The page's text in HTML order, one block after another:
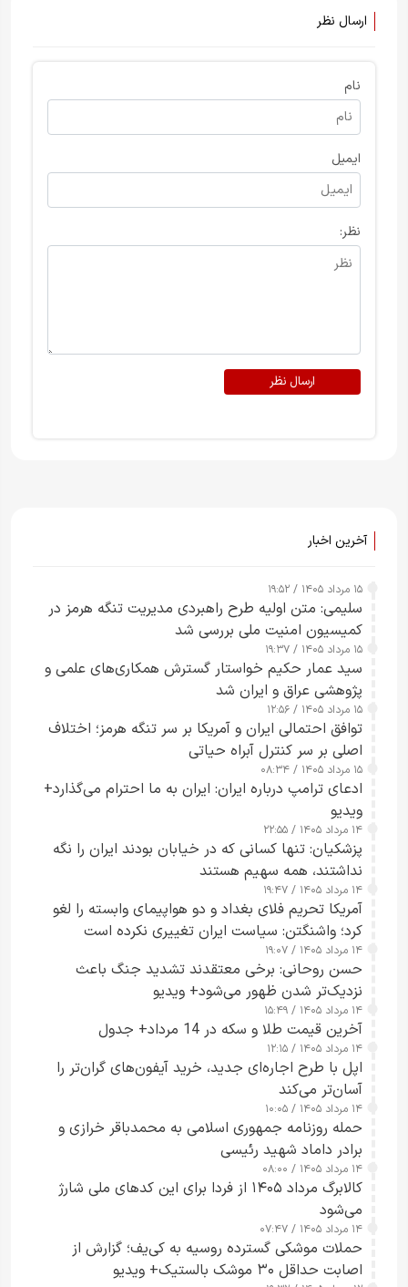
ارسال نظر
نام
ایمیل
نظر:
ارسال نظر
آخرین اخبار
۱۵ مرداد ۱۴۰۵ / ۱۹:۵۲
سلیمی: متن اولیه طرح راهبردی مدیریت تنگه هرمز در
کمیسیون امنیت ملی بررسی شد
۱۵ مرداد ۱۴۰۵ / ۱۹:۳۷
سید عمار حکیم خواستار گسترش همکاری‌های علمی و
پژوهشی عراق و ایران شد
۱۵ مرداد ۱۴۰۵ / ۱۲:۵۶
توافق احتمالی ایران و آمریکا بر سر تنگه هرمز؛ اختلاف
اصلی بر سر کنترل آبراه حیاتی
۱۵ مرداد ۱۴۰۵ / ۰۸:۳۴
ادعای ترامپ درباره ایران: ایران به ما احترام می‌گذارد+
ویدیو
۱۴ مرداد ۱۴۰۵ / ۲۲:۵۵
پزشکیان: تنها کسانی که در خیابان بودند ایران را نگه
نداشتند، همه سهیم هستند
۱۴ مرداد ۱۴۰۵ / ۱۹:۴۷
آمریکا تحریم فلای بغداد و دو هواپیمای وابسته را لغو
کرد؛ واشنگتن: سیاست ایران تغییری نکرده است
۱۴ مرداد ۱۴۰۵ / ۱۹:۰۷
حسن روحانی: برخی معتقدند تشدید جنگ باعث
نزدیک‌تر شدن ظهور می‌شود+ ویدیو
۱۴ مرداد ۱۴۰۵ / ۱۵:۴۹
آخرین قیمت طلا و سکه در 14 مرداد+ جدول
۱۴ مرداد ۱۴۰۵ / ۱۲:۱۵
اپل با طرح اجاره‌ای جدید، خرید آیفون‌های گران‌تر را
آسان‌تر می‌کند
۱۴ مرداد ۱۴۰۵ / ۱۰:۰۵
حمله روزنامه جمهوری اسلامی به محمدباقر خرازی و
برادر داماد شهید رئیسی
۱۴ مرداد ۱۴۰۵ / ۰۸:۰۰
کالابرگ مرداد ۱۴۰۵ از فردا برای این کدهای ملی شارژ
می‌شود
۱۴ مرداد ۱۴۰۵ / ۰۷:۴۷
حملات موشکی گسترده روسیه به کی‌یف؛ گزارش از
اصابت حداقل ۳۰ موشک بالستیک+ ویدیو